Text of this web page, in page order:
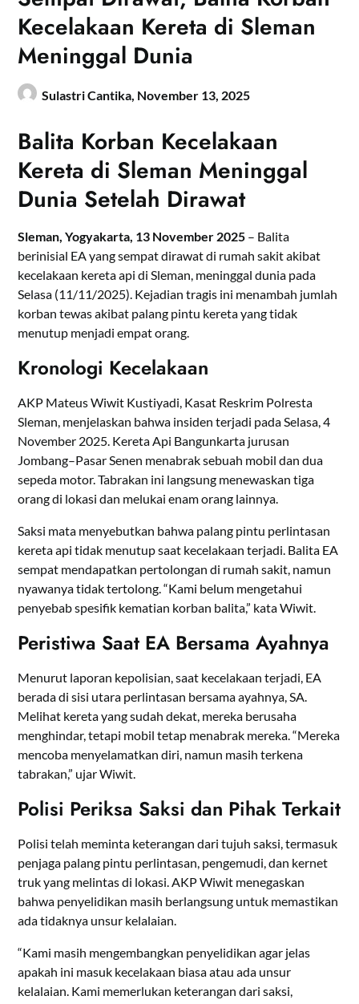
Kecelakaan Kereta di Sleman
Meninggal Dunia
Sulastri Cantika, November 13, 2025
Balita Korban Kecelakaan
Kereta di Sleman Meninggal
Dunia Setelah Dirawat
Sleman, Yogyakarta, 13 November 2025 – Balita
berinisial EA yang sempat dirawat di rumah sakit akibat
kecelakaan kereta api di Sleman, meninggal dunia pada
Selasa (11/11/2025). Kejadian tragis ini menambah jumlah
korban tewas akibat palang pintu kereta yang tidak
menutup menjadi empat orang.
Kronologi Kecelakaan
AKP Mateus Wiwit Kustiyadi, Kasat Reskrim Polresta
Sleman, menjelaskan bahwa insiden terjadi pada Selasa, 4
November 2025. Kereta Api Bangunkarta jurusan
Jombang–Pasar Senen menabrak sebuah mobil dan dua
sepeda motor. Tabrakan ini langsung menewaskan tiga
orang di lokasi dan melukai enam orang lainnya.
Saksi mata menyebutkan bahwa palang pintu perlintasan
kereta api tidak menutup saat kecelakaan terjadi. Balita EA
sempat mendapatkan pertolongan di rumah sakit, namun
nyawanya tidak tertolong. “Kami belum mengetahui
penyebab spesifik kematian korban balita,” kata Wiwit.
Peristiwa Saat EA Bersama Ayahnya
Menurut laporan kepolisian, saat kecelakaan terjadi, EA
berada di sisi utara perlintasan bersama ayahnya, SA.
Melihat kereta yang sudah dekat, mereka berusaha
menghindar, tetapi mobil tetap menabrak mereka. “Mereka
mencoba menyelamatkan diri, namun masih terkena
tabrakan,” ujar Wiwit.
Polisi Periksa Saksi dan Pihak Terkait
Polisi telah meminta keterangan dari tujuh saksi, termasuk
penjaga palang pintu perlintasan, pengemudi, dan kernet
truk yang melintas di lokasi. AKP Wiwit menegaskan
bahwa penyelidikan masih berlangsung untuk memastikan
ada tidaknya unsur kelalaian.
“Kami masih mengembangkan penyelidikan agar jelas
apakah ini masuk kecelakaan biasa atau ada unsur
kelalaian. Kami memerlukan keterangan dari saksi,